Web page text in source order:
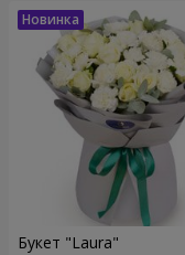
Букет "Laura"